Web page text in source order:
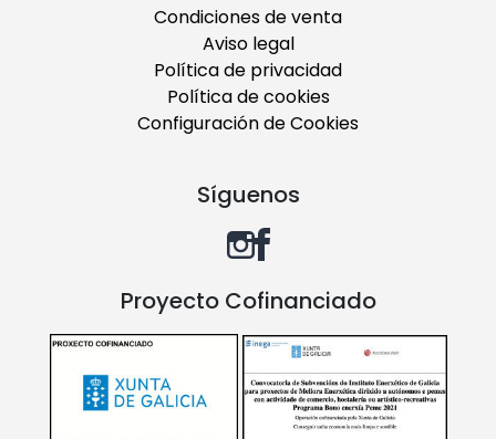
Condiciones de venta
Aviso legal
Política de privacidad
Política de cookies
Configuración de Cookies
Síguenos
Proyecto Cofinanciado